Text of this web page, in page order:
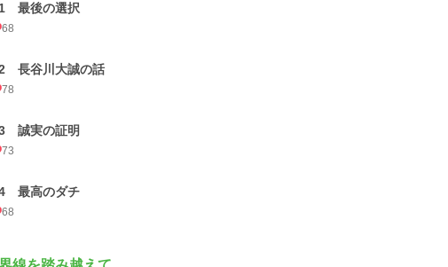
最後の選択
68
長谷川大誠の話
78
誠実の証明
73
最高のダチ
68